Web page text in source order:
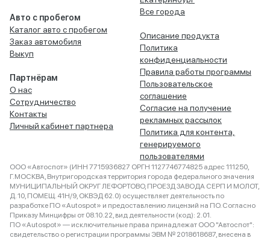
Авто с пробегом
Каталог авто с пробегом
Заказ автомобиля
Выкуп
Партнёрам
О нас
Сотрудничество
Контакты
Личный кабинет партнера
Все города
Описание продукта
Политика
конфиденциальности
Правила работы программы
Пользовательское
соглашение
Согласие на получение
рекламных рассылок
Политика для контента,
генерируемого
пользователями
ООО «Автоспот» (ИНН 7715936827 ОРГН 1127746774825 адрес 111250,
Г.МОСКВА, Внутригородская территория города федерального значения
МУНИЦИПАЛЬНЫЙ ОКРУГ ЛЕФОРТОВО, ПРОЕЗД ЗАВОДА СЕРП И МОЛОТ,
Д. 10, ПОМЕЩ. 41Н/9, ОКВЭД 62.0) осуществляет деятельность по
разработке ПО «Autospot» и предоставлению лицензий на ПО. Согласно
Приказу Минцифры от 08.10.22, вид деятельности (код): 2.01.
ПО «Autospot» — исключительные права принадлежат ООО "Автоспот":
свидетельство о регистрации программы ЭВМ № 2018618687, внесена в